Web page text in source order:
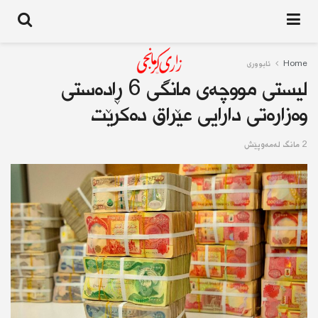
Home ئابوورى
لیستی مووچەی مانگی 6 ڕادەستی
وەزارەتی دارایی عێراق دەکرێت
2 مانگ له‌مه‌وپێش